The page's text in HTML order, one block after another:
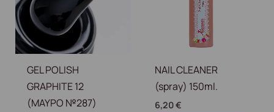
GEL POLISH
GRAPHITE 12
(ΜΑΥΡΟ №287)
NAIL CLEANER
(spray) 150ml.
6,20€